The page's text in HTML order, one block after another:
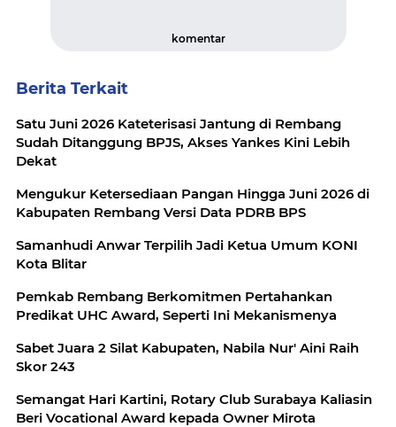
komentar
Berita Terkait
Satu Juni 2026 Kateterisasi Jantung di Rembang
Sudah Ditanggung BPJS, Akses Yankes Kini Lebih
Dekat
Mengukur Ketersediaan Pangan Hingga Juni 2026 di
Kabupaten Rembang Versi Data PDRB BPS
Samanhudi Anwar Terpilih Jadi Ketua Umum KONI
Kota Blitar
Pemkab Rembang Berkomitmen Pertahankan
Predikat UHC Award, Seperti Ini Mekanismenya
Sabet Juara 2 Silat Kabupaten, Nabila Nur' Aini Raih
Skor 243
Semangat Hari Kartini, Rotary Club Surabaya Kaliasin
Beri Vocational Award kepada Owner Mirota